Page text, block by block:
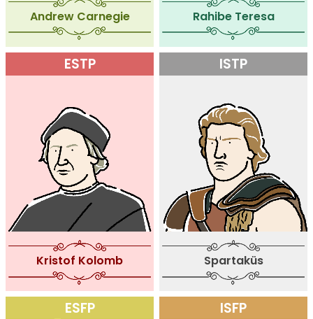
Andrew Carnegie Rahibe Teresa
ESTP
Kristof Kolomb
ISTP
Spartaküs
ESFP ISFP